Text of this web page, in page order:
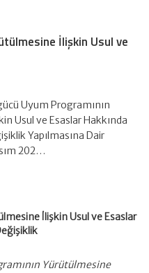
İlişkin Usul ve
Uyum Programının
Usul ve Esaslar Hakkında
Yapılmasına Dair
202…
İlişkin Usul ve Esaslar
Yürütülmesine